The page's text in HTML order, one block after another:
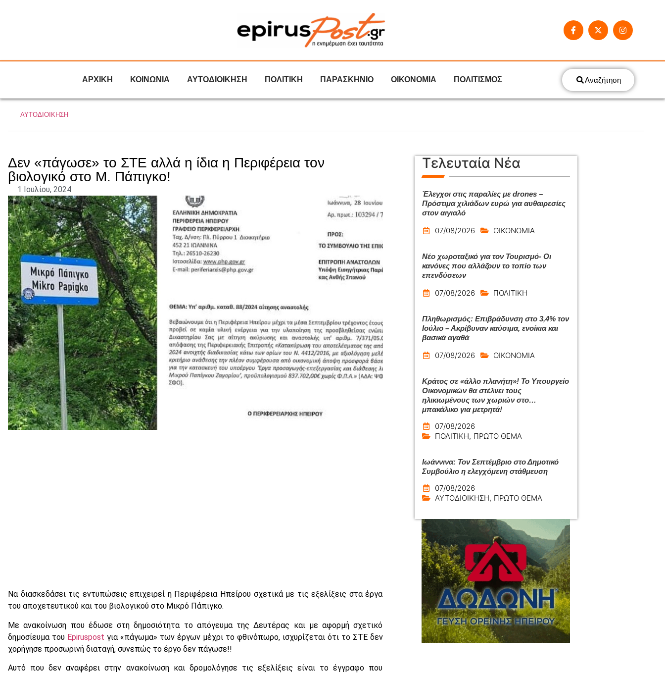
ΑΡΧΙΚΗ ΚΟΙΝΩΝΙΑ ΑΥΤΟΔΙΟΙΚΗΣΗ ΠΟΛΙΤΙΚΗ ΠΑΡΑΣΚΗΝΙΟ ΟΙΚΟΝΟΜΙΑ ΠΟΛΙΤΙΣΜΟΣ Αναζήτηση
ΑΥΤΟΔΙΟΙΚΗΣΗ
Δεν «πάγωσε» το ΣΤΕ αλλά η ίδια η Περιφέρεια τον
βιολογικό στο Μ. Πάπιγκο!
1 Ιουλίου, 2024
Να διασκεδάσει τις εντυπώσεις επιχειρεί η Περιφέρεια Ηπείρου σχετικά με τις εξελίξεις στα έργα
του αποχετευτικού και του βιολογικού στο Μικρό Πάπιγκο.
Με ανακοίνωση που έδωσε στη δημοσιότητα το απόγευμα της Δευτέρας και με αφορμή σχετικό
δημοσίευμα του Epiruspost για «πάγωμα» των έργων μέχρι το φθινόπωρο, ισχυρίζεται ότι το ΣΤΕ δεν
χορήγησε προσωρινή διαταγή, συνεπώς το έργο δεν πάγωσε!!
Αυτό που δεν αναφέρει στην ανακοίνωση και δρομολόγησε τις εξελίξεις είναι το έγγραφο που
Τελευταία Νέα
Έλεγχοι στις παραλίες με drones –
Πρόστιμα χιλιάδων ευρώ για αυθαιρεσίες
στον αιγιαλό
07/08/2026 ΟΙΚΟΝΟΜΙΑ
Νέο χωροταξικό για τον Τουρισμό- Οι
κανόνες που αλλάζουν το τοπίο των
επενδύσεων
07/08/2026 ΠΟΛΙΤΙΚΗ
Πληθωρισμός: Επιβράδυνση στο 3,4% τον
Ιούλιο – Ακρίβυναν καύσιμα, ενοίκια και
βασικά αγαθά
07/08/2026 ΟΙΚΟΝΟΜΙΑ
Κράτος σε «άλλο πλανήτη»! Το Υπουργείο
Οικονομικών θα στέλνει τους
ηλικιωμένους των χωριών στο…
μπακάλικο για μετρητά!
07/08/2026
ΠΟΛΙΤΙΚΗ, ΠΡΩΤΟ ΘΕΜΑ
Ιωάννινα: Τον Σεπτέμβριο στο Δημοτικό
Συμβούλιο η ελεγχόμενη στάθμευση
07/08/2026
ΑΥΤΟΔΙΟΙΚΗΣΗ, ΠΡΩΤΟ ΘΕΜΑ